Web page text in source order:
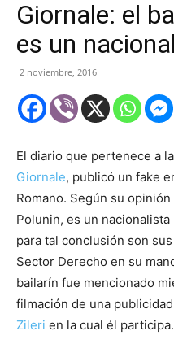
Giornale: el
es un
2 noviembre, 2016
El diario que pertenece a
Giornale, publicó un fake
Romano. Según su
Polunin, es un
para tal conclusión son
Sector Derecho en su
bailarín fue mencionado
filmación de una
Zileri en la cual él participa.